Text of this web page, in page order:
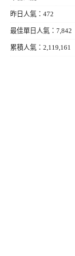
昨日人氣：472
最佳單日人氣：7,842
累積人氣：2,119,161